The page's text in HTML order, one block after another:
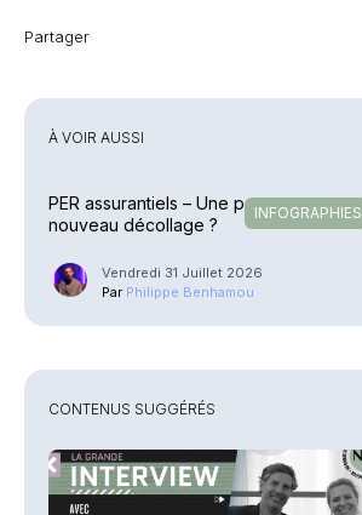
Partager
À VOIR AUSSI
INFOGRAPHIES
PER assurantiels – Une pause avant un
nouveau décollage ?
Vendredi 31 Juillet 2026
Par Philippe Benhamou
CONTENUS SUGGÉRÉS